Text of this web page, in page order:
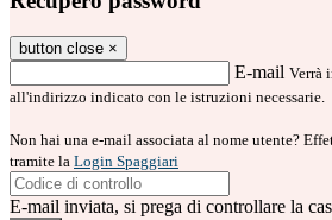
button close ×
E-mail Verrà
all'indirizzo indicato con le istruzioni necessarie.
Non hai una e-mail associata al nome utente?
tramite la Login Spaggiari
E-mail inviata, si prega di controllare la